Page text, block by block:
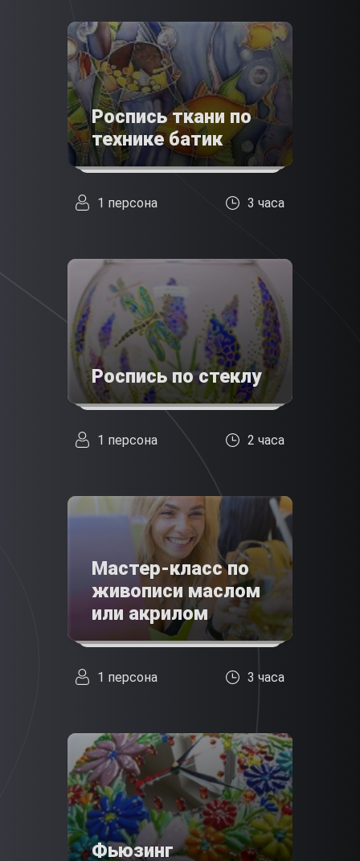
Роспись ткани по
технике батик
1 персона 3 часа
Роспись по стеклу
1 персона 2 часа
Мастер-класс по
живописи маслом
или акрилом
1 персона 3 часа
Фьюзинг